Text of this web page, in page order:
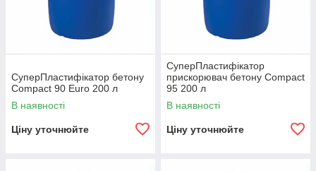
СуперПластифікатор бетону
Compact 90 Euro 200 л
В наявності
Ціну уточнюйте
СуперПластифікатор
прискорювач бетону Compact
95 200 л
В наявності
Ціну уточнюйте